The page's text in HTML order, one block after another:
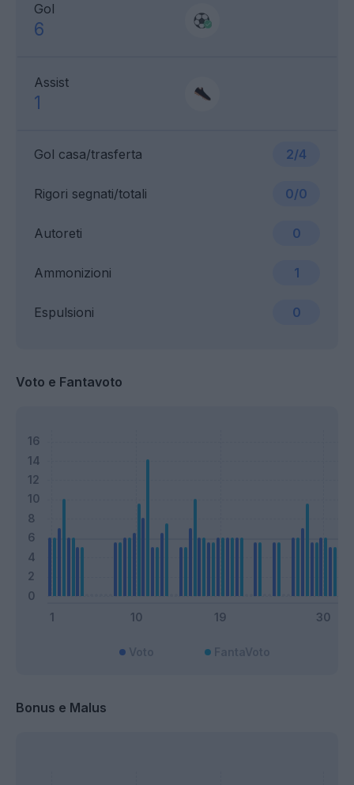
Gol
6
Assist
1
Gol casa/trasferta 2/4
Ammonizioni 1
Rigori segnati/totali 0/0
Espulsioni 0
Autoreti 0
Voto e Fantavoto
Bonus e Malus